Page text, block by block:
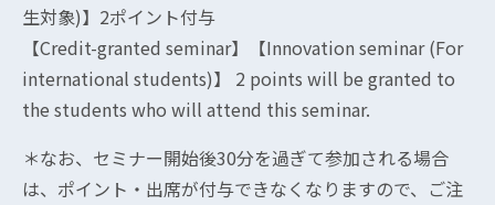
生対象)】2ポイント付与
【Credit-granted seminar】【Innovation seminar (For
international students)】 2 points will be granted to
the students who will attend this seminar.
＊なお、セミナー開始後30分を過ぎて参加される場合
は、ポイント・出席が付与できなくなりますので、ご注